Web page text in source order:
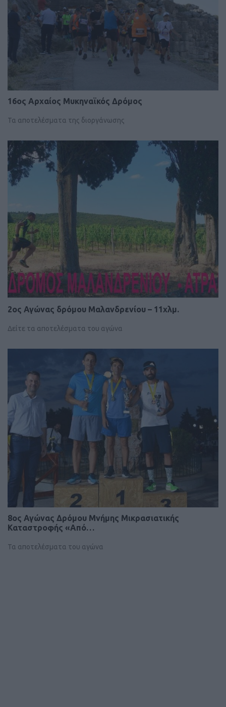
16ος Αρχαίος Μυκηναϊκός Δρόμος
Τα αποτελέσματα της διοργάνωσης
2ος Αγώνας δρόμου Μαλανδρενίου – 11χλμ.
Δείτε τα αποτελέσματα του αγώνα
8ος Αγώνας Δρόμου Μνήμης Μικρασιατικής
Καταστροφής «Από…
Τα αποτελέσματα του αγώνα